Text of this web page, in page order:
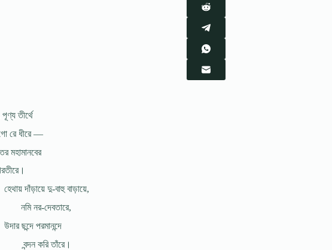
তীর্থে
রে ধীরে —
মহামানবের
হেথায় দাঁড়ায়ে দু-বাহু বাড়ায়ে,
নমি নর-দেবতারে,
উদার ছন্দে পরমানন্দে
বন্দন করি তাঁরে।